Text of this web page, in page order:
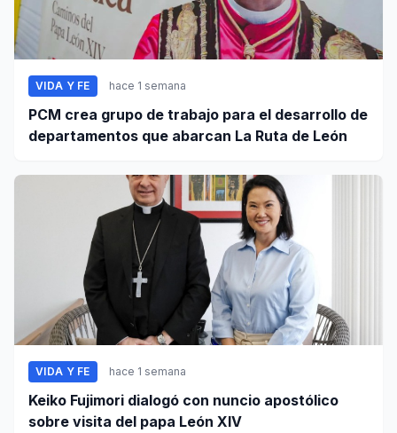
VIDA Y FE hace 1 semana
PCM crea grupo de trabajo para el desarrollo de
departamentos que abarcan La Ruta de León
VIDA Y FE hace 1 semana
Keiko Fujimori dialogó con nuncio apostólico
sobre visita del papa León XIV